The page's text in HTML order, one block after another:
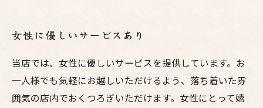
女性に優しいサービスあり
当店では、女性に優しいサービスを提供しています。お
一人様でも気軽にお越しいただけるよう、落ち着いた雰
囲気の店内でおくつろぎいただけます。女性にとって嬉